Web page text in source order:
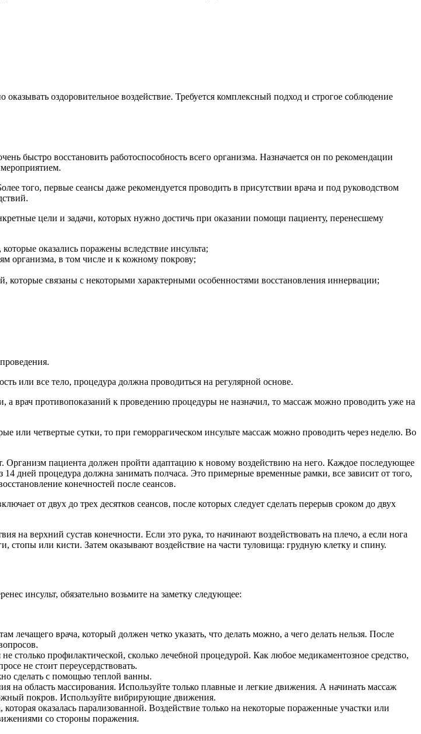
оздоровительное воздействие. Требуется комплексный подход и строгое соблюдение
быстро восстановить работоспособность всего организма. Назначается он по рекомендации
того, первые сеансы даже рекомендуется проводить в присутствии врача и под руководством
цели и задачи, которых нужно достичь при оказании помощи пациенту, перенесшему
оказались поражены вследствие инсульта;
организма, в том числе и к кожному покрову;
связаны с некоторыми характерными особенностями восстановления иннервации;
или все тело, процедура должна проводиться на регулярной основе.
а врач противопоказаний к проведению процедуры не назначил, то массаж можно проводить уже на
или четвертые сутки, то при геморрагическом инсульте массаж можно проводить через неделю. Во
пациента должен пройти адаптацию к новому воздействию на него. Каждое последующее
дней процедура должна занимать полчаса. Это примерные временные рамки, все зависит от того,
конечностей после сеансов.
от двух до трех десятков сеансов, после которых следует сделать перерыв сроком до двух
на верхний сустав конечности. Если это рука, то начинают воздействовать на плечо, а если нога
или кисти. Затем оказывают воздействие на части туловища: грудную клетку и спину.
инсульт, обязательно возьмите на заметку следующее:
лечащего врача, который должен четко указать, что делать можно, а чего делать нельзя. После
столько профилактической, сколько лечебной процедурой. Как любое медикаментозное средство,
не стоит переусердствовать.
сделать с помощью теплой ванны.
на область массирования. Используйте только плавные и легкие движения. А начинать массаж
покров. Используйте вибрирующие движения.
оказалась парализованной. Воздействие только на некоторые пораженные участки или
со стороны поражения.